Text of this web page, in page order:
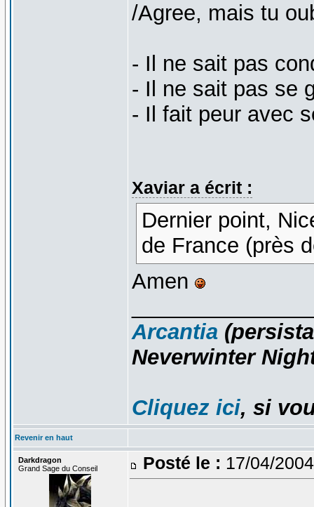
/Agree, mais tu
- Il ne sait pas
- Il ne sait pas se
- Il fait peur avec
Xaviar a écrit :
Dernier point,
de France (près
Amen
Arcantia
Neverwinter
Cliquez ici, si
Revenir en haut
Darkdragon
Grand Sage du Conseil
Posté le : 17/04/